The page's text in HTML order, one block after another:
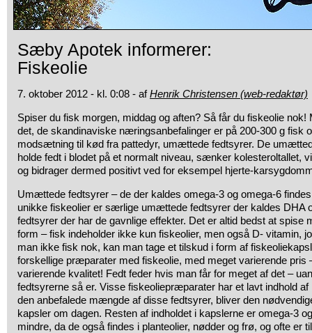
Sæby Apotek informerer:
Fiskeolie
7. oktober 2012 - kl. 0:08 - afHenrik Christensen (web-redaktør)
Spiser du fisk morgen, middag og aften? Så får du fiskeolie nok!
det, de skandinaviske næringsanbefalinger er på 200-300 g fisk
modsætning til kød fra pattedyr, umættede fedtsyrer. De
holde fedt i blodet på et normalt niveau, sænker kolesteroltallet,
og bidrager dermed positivt ved for eksempel hjerte-
Umættede fedtsyrer – de der kaldes omega-3 og omega-6
unikke fiskeolier er særlige umættede fedtsyrer der kaldes DHA
fedtsyrer der har de gavnlige effekter. Det er altid bedst at spise
form – fisk indeholder ikke kun fiskeolier, men også D- vitamin,
man ikke fisk nok, kan man tage et tilskud i form af
forskellige præparater med fiskeolie, med meget varierende pris
varierende kvalitet! Fedt feder hvis man får for meget af det –
fedtsyrerne så er. Visse fiskeoliepræparater har et lavt indhold af
den anbefalede mængde af disse fedtsyrer, bliver den
kapsler om dagen. Resten af indholdet i kapslerne er omega-3
mindre, da de også findes i planteolier, nødder og frø, og ofte er